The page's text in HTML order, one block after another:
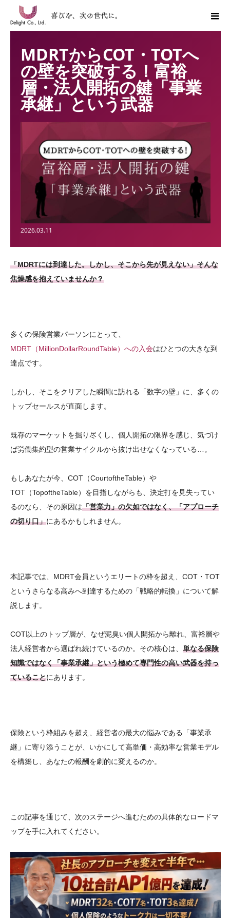
MDRTからCOT・TOTへ
の壁を突破する！富裕
層・法人開拓の鍵「事業
承継」という武器
2026.03.11
「MDRTには到達した。しかし、そこから先が見えない」そんな
焦燥感を抱えていませんか？
多くの保険営業パーソンにとって、
MDRT（MillionDollarRoundTable）への入会はひとつの大きな到
達点です。
しかし、そこをクリアした瞬間に訪れる「数字の壁」に、多くの
トップセールスが直面します。
既存のマーケットを掘り尽くし、個人開拓の限界を感じ、気づけ
ば労働集約型の営業サイクルから抜け出せなくなっている…。
もしあなたが今、COT（CourtoftheTable）や
TOT（TopoftheTable）を目指しながらも、決定打を見失ってい
るのなら、その原因は「営業力」の欠如ではなく、「アプローチ
の切り口」にあるかもしれません。
本記事では、MDRT会員というエリートの枠を超え、COT・TOT
というさらなる高みへ到達するための「戦略的転換」について解
説します。
COT以上のトップ層が、なぜ泥臭い個人開拓から離れ、富裕層や
法人経営者から選ばれ続けているのか。その核心は、 単なる保険
知識ではなく「事業承継」という極めて専門性の高い武器を持っ
ていることにあります。
保険という枠組みを超え、経営者の最大の悩みである「事業承
継」に寄り添うことが、いかにして高単価・高効率な営業モデル
を構築し、あなたの報酬を劇的に変えるのか。
この記事を通じて、次のステージへ進むための具体的なロードマ
ップを手に入れてください。